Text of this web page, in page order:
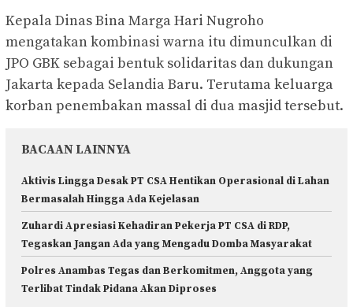
Kepala Dinas Bina Marga Hari Nugroho
mengatakan kombinasi warna itu dimunculkan di
JPO GBK sebagai bentuk solidaritas dan dukungan
Jakarta kepada Selandia Baru. Terutama keluarga
korban penembakan massal di dua masjid tersebut.
BACAAN LAINNYA
Aktivis Lingga Desak PT CSA Hentikan Operasional di Lahan
Bermasalah Hingga Ada Kejelasan
Zuhardi Apresiasi Kehadiran Pekerja PT CSA di RDP,
Tegaskan Jangan Ada yang Mengadu Domba Masyarakat
Polres Anambas Tegas dan Berkomitmen, Anggota yang
Terlibat Tindak Pidana Akan Diproses